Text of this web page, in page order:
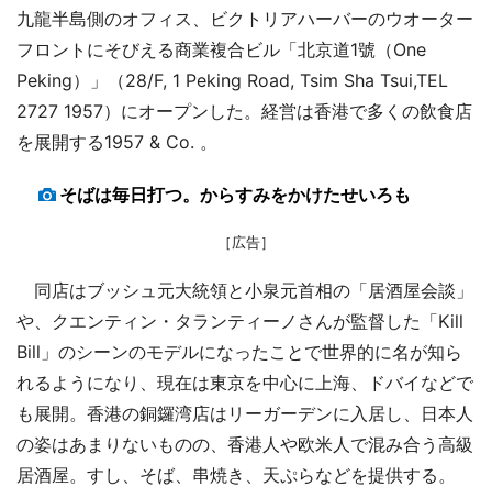
九龍半島側のオフィス、ビクトリアハーバーのウオーター
フロントにそびえる商業複合ビル「北京道1號（One
Peking）」（28/F, 1 Peking Road, Tsim Sha Tsui,TEL
2727 1957）にオープンした。経営は香港で多くの飲食店
を展開する1957 & Co. 。
そばは毎日打つ。からすみをかけたせいろも
［広告］
同店はブッシュ元大統領と小泉元首相の「居酒屋会談」
や、クエンティン・タランティーノさんが監督した「Kill
Bill」のシーンのモデルになったことで世界的に名が知ら
れるようになり、現在は東京を中心に上海、ドバイなどで
も展開。香港の銅鑼湾店はリーガーデンに入居し、日本人
の姿はあまりないものの、香港人や欧米人で混み合う高級
居酒屋。すし、そば、串焼き、天ぷらなどを提供する。